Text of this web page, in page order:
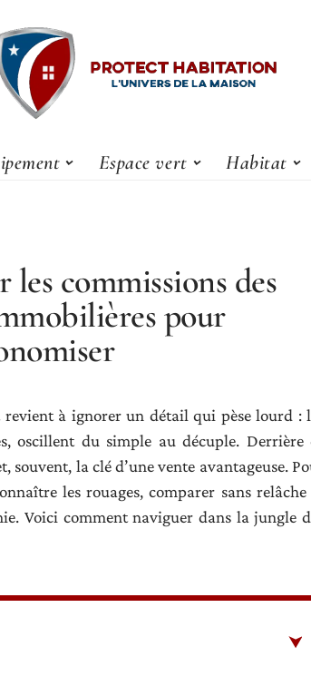
Espace vert Habitat
les commissions des
pour
à ignorer un détail qui pèse lourd :
oscillent du simple au décuple. Derrière
souvent, la clé d’une vente avantageuse.
les rouages, comparer sans relâche
Voici comment naviguer dans la jungle